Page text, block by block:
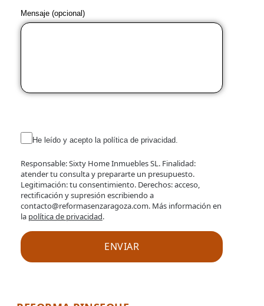
Mensaje (opcional)
He leído y acepto la política de privacidad.
Responsable: Sixty Home Inmuebles SL. Finalidad:
atender tu consulta y prepararte un presupuesto.
Legitimación: tu consentimiento. Derechos: acceso,
rectificación y supresión escribiendo a
contacto@reformasenzaragoza.com. Más información en
la política de privacidad.